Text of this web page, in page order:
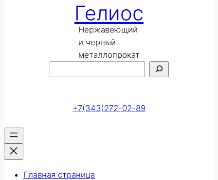
Гелиос
Нержавеющий
и черный
металлопрокат
+7(343)272-02-89
Главная страница